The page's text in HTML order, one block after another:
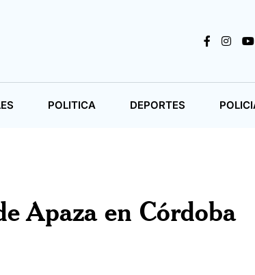
POLITICA DEPORTES
Apaza en Córdoba